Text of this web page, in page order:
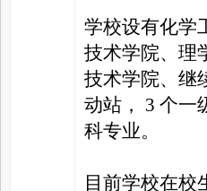
学校设有化学
技术学院、理
技术学院、继
动站， 3 个一
科专业。
目前学校在校